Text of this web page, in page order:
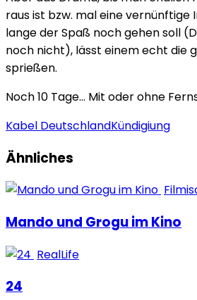
raus ist bzw. mal eine vernünftige
lange der Spaß noch gehen soll
noch nicht), lässt einem echt die
sprießen.
Noch 10 Tage… Mit oder ohne
Kabel DeutschlandKündigiung
Ähnliches
Mando und Grogu im Kino
RealLife
24